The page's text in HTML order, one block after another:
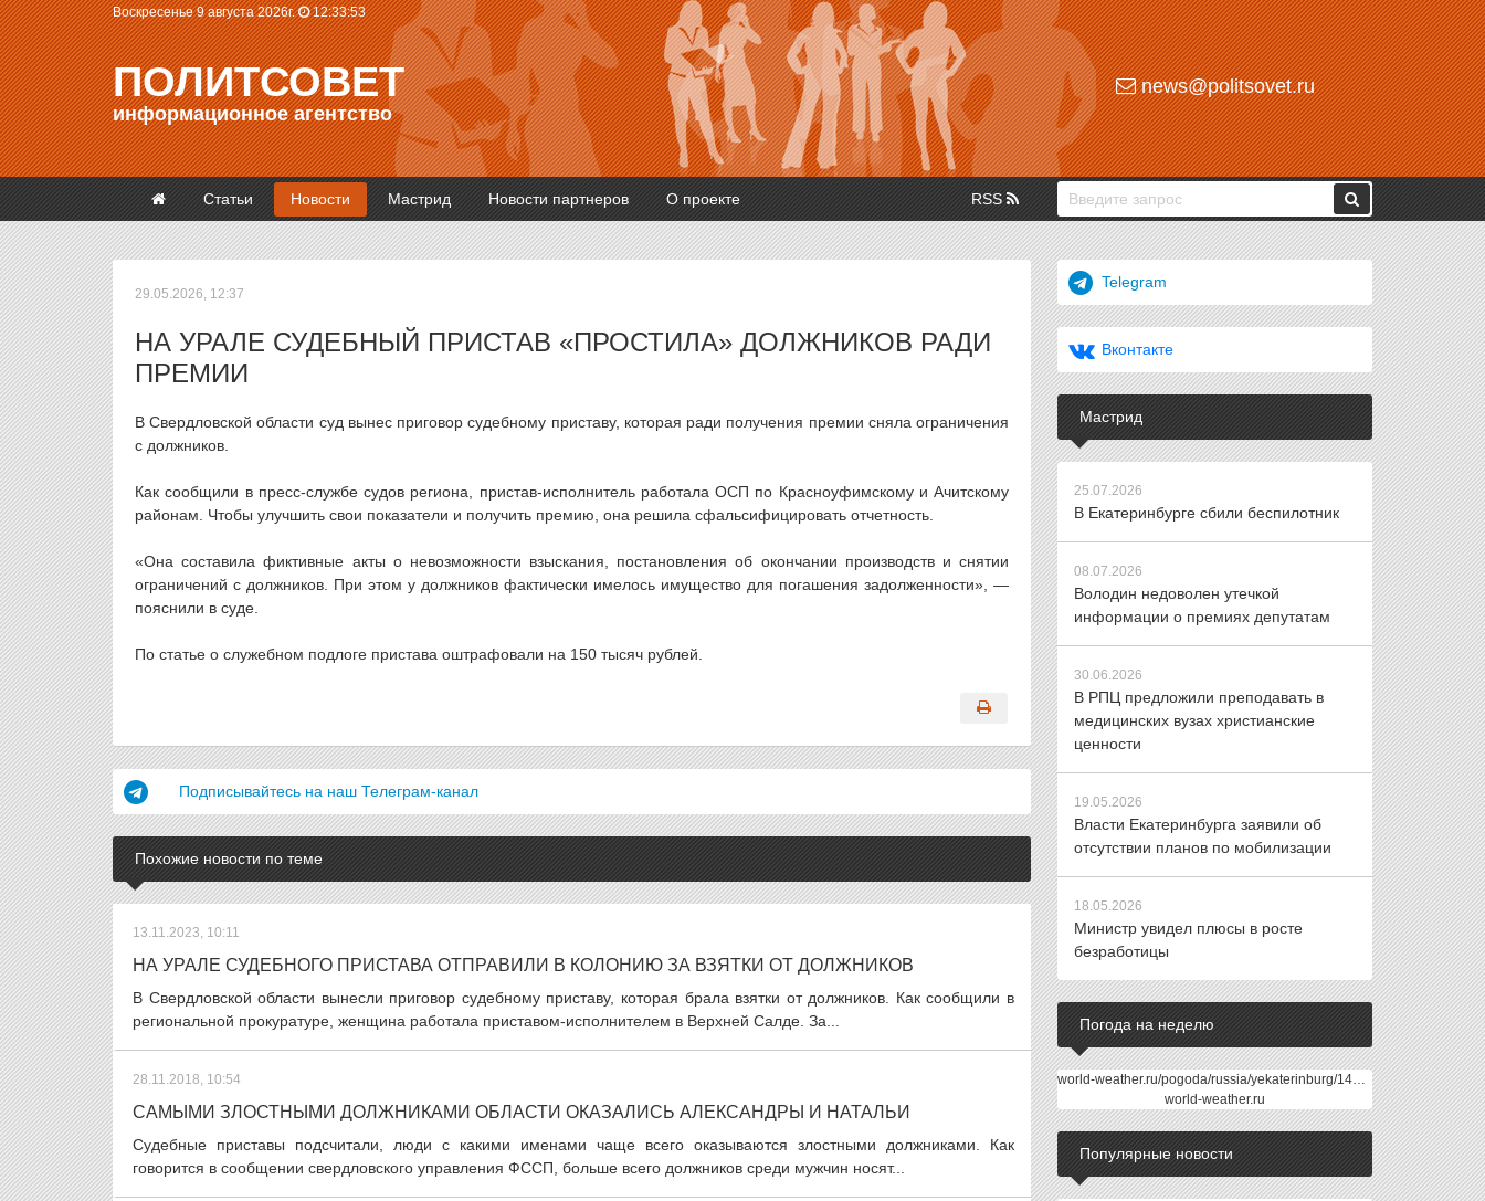
Воскресенье 9 августа 2026г. 12:33:53
ПОЛИТСОВЕТ
информационное агентство
news@politsovet.ru
Статьи Новости Мастрид Новости партнеров О проекте RSS
29.05.2026, 12:37
НА УРАЛЕ СУДЕБНЫЙ ПРИСТАВ «ПРОСТИЛА» ДОЛЖНИКОВ РАДИ
ПРЕМИИ
В Свердловской области суд вынес приговор судебному приставу, которая ради получения премии сняла ограничения
с должников.
Как сообщили в пресс-службе судов региона, пристав-исполнитель работала ОСП по Красноуфимскому и Ачитскому
районам. Чтобы улучшить свои показатели и получить премию, она решила сфальсифицировать отчетность.
«Она составила фиктивные акты о невозможности взыскания, постановления об окончании производств и снятии
ограничений с должников. При этом у должников фактически имелось имущество для погашения задолженности», —
пояснили в суде.
По статье о служебном подлоге пристава оштрафовали на 150 тысяч рублей.
Подписывайтесь на наш Телеграм-канал
Похожие новости по теме
13.11.2023, 10:11
НА УРАЛЕ СУДЕБНОГО ПРИСТАВА ОТПРАВИЛИ В КОЛОНИЮ ЗА ВЗЯТКИ ОТ ДОЛЖНИКОВ
В Свердловской области вынесли приговор судебному приставу, которая брала взятки от должников. Как сообщили в
региональной прокуратуре, женщина работала приставом-исполнителем в Верхней Салде. За...
28.11.2018, 10:54
САМЫМИ ЗЛОСТНЫМИ ДОЛЖНИКАМИ ОБЛАСТИ ОКАЗАЛИСЬ АЛЕКСАНДРЫ И НАТАЛЬИ
Судебные приставы подсчитали, люди с какими именами чаще всего оказываются злостными должниками. Как
говорится в сообщении свердловского управления ФССП, больше всего должников среди мужчин носят...
Telegram
Вконтакте
Мастрид
25.07.2026
В Екатеринбурге сбили беспилотник
08.07.2026
Володин недоволен утечкой
информации о премиях депутатам
30.06.2026
В РПЦ предложили преподавать в
медицинских вузах христианские
ценности
19.05.2026
Власти Екатеринбурга заявили об
отсутствии планов по мобилизации
18.05.2026
Министр увидел плюсы в росте
безработицы
Погода на неделю
world-weather.ru/pogoda/russia/yekaterinburg/14days/
world-weather.ru
Популярные новости